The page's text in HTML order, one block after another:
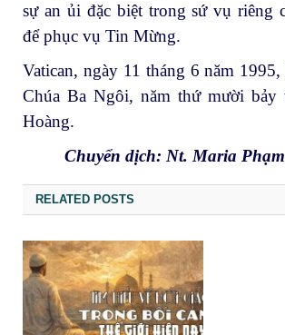
sự an ủi đặc biệt trong sứ vụ riêng
để phục vụ Tin Mừng.
Vatican, ngày 11 tháng 6 năm
Chúa Ba Ngôi, năm thứ mười bảy
Hoàng.
Chuyển dịch: Nt. Maria
RELATED POSTS